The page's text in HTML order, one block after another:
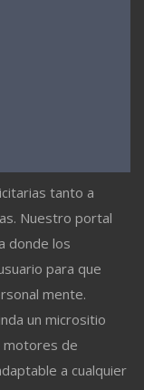
tanto a
Nuestro portal
donde los
para que
mente.
un micrositio
motores de
a cualquier